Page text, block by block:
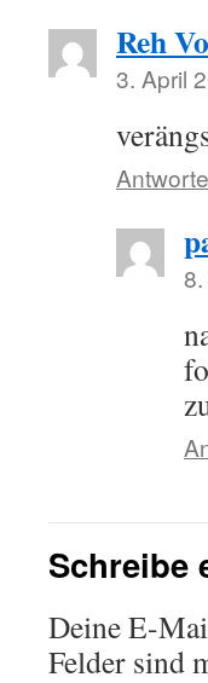
Reh
3. April
Schreibe
Deine E-
Felder sind